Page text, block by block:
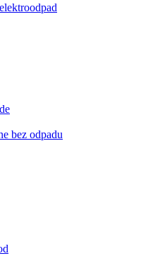
bez odpadu